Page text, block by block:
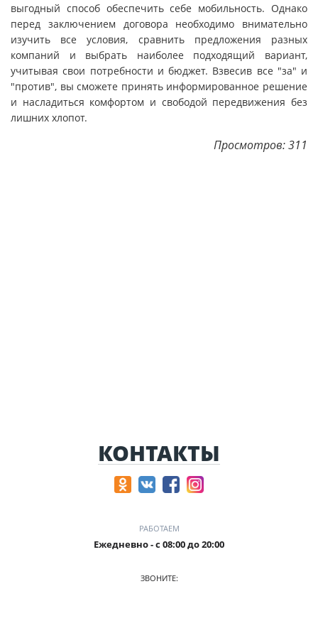
выгодный способ обеспечить себе мобильность. Однако
перед заключением договора необходимо внимательно
изучить все условия, сравнить предложения разных
компаний и выбрать наиболее подходящий вариант,
учитывая свои потребности и бюджет. Взвесив все "за" и
"против", вы сможете принять информированное решение
и насладиться комфортом и свободой передвижения без
лишних хлопот.
Просмотров: 311
КОНТАКТЫ
РАБОТАЕМ
Ежедневно - с 08:00 до 20:00
ЗВОНИТЕ: